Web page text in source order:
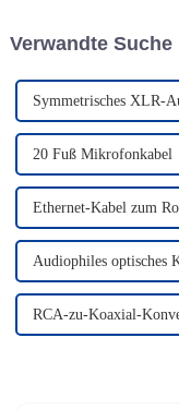
Verwandte Suche
Symmetrisches XLR-
20 Fuß Mikrofonkabel
Ethernet-Kabel zum
Audiophiles optisches
RCA-zu-Koaxial-